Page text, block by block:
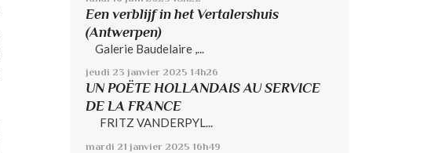
Een verblijf in het Vertalershuis
(Antwerpen)
Galerie Baudelaire ,...
jeudi 23 janvier 2025 14h26
UN POËTE HOLLANDAIS AU SERVICE
DE LA FRANCE
FRITZ VANDERPYL...
mardi 21 janvier 2025 16h49